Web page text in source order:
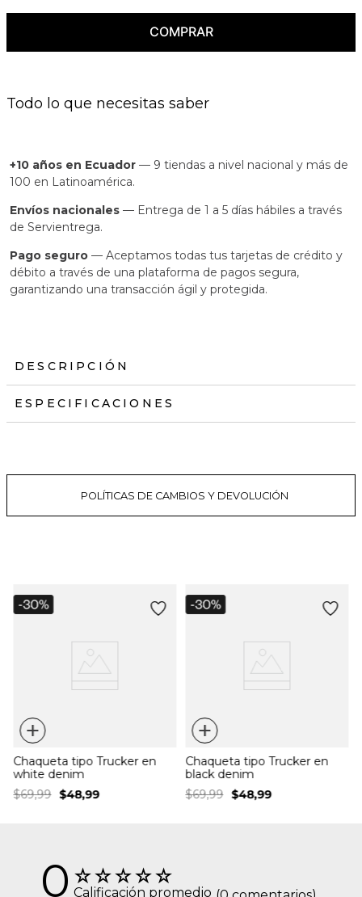
COMPRAR
Todo lo que necesitas saber
+10 años en Ecuador — 9 tiendas a nivel nacional y más de
100 en Latinoamérica.
Envíos nacionales — Entrega de 1 a 5 días hábiles a través
de Servientrega.
Pago seguro — Aceptamos todas tus tarjetas de crédito y
débito a través de una plataforma de pagos segura,
garantizando una transacción ágil y protegida.
DESCRIPCIÓN
ESPECIFICACIONES
POLÍTICAS DE CAMBIOS Y DEVOLUCIÓN
+
Chaqueta tipo Trucker en
white denim
$69,99 $48,99
+
Chaqueta tipo Trucker en
black denim
$69,99 $48,99
☆☆☆☆☆
0 Calificación promedio